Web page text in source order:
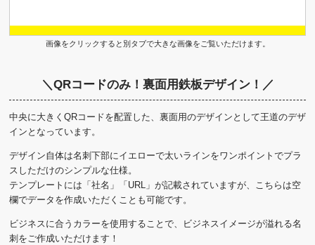
画像をクリックすると別タブで大きな画像をご覧いただけます。
＼QRコードのみ！裏面用鉄板デザイン！／
中央に大きくQRコードを配置した、裏面用のデザインとして王道のデザ
インとなっています。
デザイン自体は名刺下部にイエローで太いラインをワンポイントでプラ
スしただけのシンプルな仕様。
テンプレートには「社名」「URL」が記載されていますが、こちらは空
欄でデータを作成いただくことも可能です。
ビジネスに合うカラーを使用することで、ビジネスイメージが溢れる名
刺をご作成いただけます！